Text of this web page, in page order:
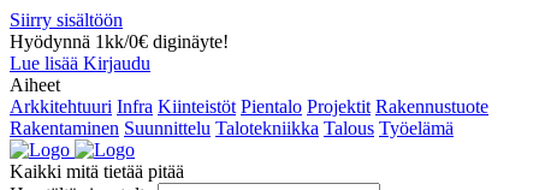
Siirry sisältöön
Hyödynnä 1kk/0€ diginäyte!
Lue lisää Kirjaudu
Aiheet
Arkkitehtuuri Infra Kiinteistöt Pientalo Projektit Rakennustuote
Rakentaminen Suunnittelu Talotekniikka Talous Työelämä
Kaikki mitä tietää pitää